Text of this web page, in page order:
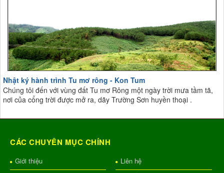
Nhật ký hành trình Tu mơ rông - Kon Tum
Chúng tôi đến với vùng đất Tu mơ Rông một ngày trời mưa tầm tã,
nơi của cổng trời được mở ra, dãy Trường Sơn huyền thoại .
CÁC CHUYÊN MỤC CHÍNH
Giới thiệu
Liên hệ